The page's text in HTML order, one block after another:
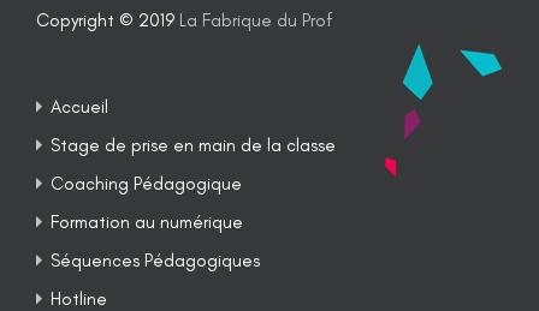
Copyright © 2019 La Fabrique du Prof
Accueil
Stage de prise en main de la classe
Coaching Pédagogique
Formation au numérique
Séquences Pédagogiques
Hotline